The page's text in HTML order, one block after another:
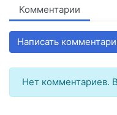
Комментарии
Написать
Нет комментариев.